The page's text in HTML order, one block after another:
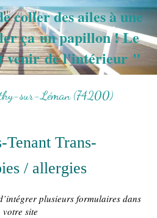
coller des ailes à une
ça un papillon ! Le
venir de l'intérieur "
sur-Léman (74200)
Tenant Trans-
/ allergies
plusieurs formulaires dans
votre site